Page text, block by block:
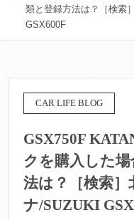
類と登録方法は？［検索
GSX600F
CAR LIFE BLOG
GSX750F
クを購入した
法は？［検索］
ナ/SUZUKI